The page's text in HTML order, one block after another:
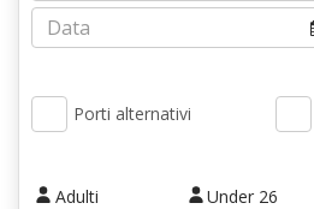
Porti alternativi
Adulti Under 26